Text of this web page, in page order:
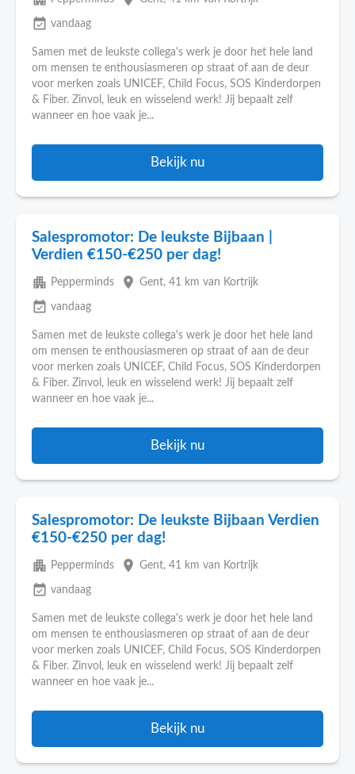
event_available vandaag
Samen met de leukste collega's werk je door het hele land
om mensen te enthousiasmeren op straat of aan de deur
voor merken zoals UNICEF, Child Focus, SOS Kinderdorpen
& Fiber. Zinvol, leuk en wisselend werk! Jij bepaalt zelf
wanneer en hoe vaak je...
Bekijk nu
Salespromotor: De leukste Bijbaan |
Verdien €150-€250 per dag!
apartment Pepperminds place Gent, 41 km van Kortrijk
event_available vandaag
Samen met de leukste collega's werk je door het hele land
om mensen te enthousiasmeren op straat of aan de deur
voor merken zoals UNICEF, Child Focus, SOS Kinderdorpen
& Fiber. Zinvol, leuk en wisselend werk! Jij bepaalt zelf
wanneer en hoe vaak je...
Bekijk nu
Salespromotor: De leukste Bijbaan Verdien
€150-€250 per dag!
apartment Pepperminds place Gent, 41 km van Kortrijk
event_available vandaag
Samen met de leukste collega's werk je door het hele land
om mensen te enthousiasmeren op straat of aan de deur
voor merken zoals UNICEF, Child Focus, SOS Kinderdorpen
& Fiber. Zinvol, leuk en wisselend werk! Jij bepaalt zelf
wanneer en hoe vaak je...
Bekijk nu